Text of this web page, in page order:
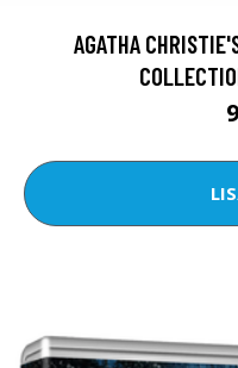
AGATHA